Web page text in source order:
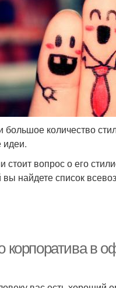
количество
идеи.
вопрос о его
найдете список
корпоратива в